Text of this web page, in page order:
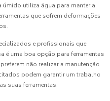
úmido utiliza água para manter a
que sofrem deformações
e profissionais que
é uma boa opção para ferramentas
não realizar a manutenção
podem garantir um trabalho
suas ferramentas.